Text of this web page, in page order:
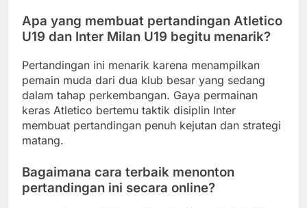
Apa yang membuat pertandingan Atletico
U19 dan Inter Milan U19 begitu menarik?
Pertandingan ini menarik karena menampilkan
pemain muda dari dua klub besar yang sedang
dalam tahap perkembangan. Gaya permainan
keras Atletico bertemu taktik disiplin Inter
membuat pertandingan penuh kejutan dan strategi
matang.
Bagaimana cara terbaik menonton
pertandingan ini secara online?